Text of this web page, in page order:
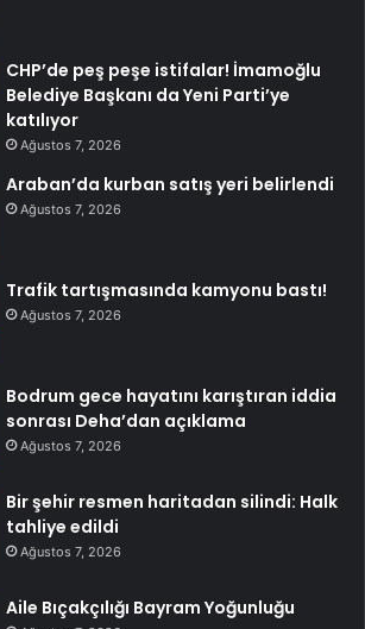
CHP’de peş peşe istifalar! İmamoğlu
Belediye Başkanı da Yeni Parti’ye
katılıyor
Ağustos 7, 2026
Araban’da kurban satış yeri belirlendi
Ağustos 7, 2026
Trafik tartışmasında kamyonu bastı!
Ağustos 7, 2026
Bodrum gece hayatını karıştıran iddia
sonrası Deha’dan açıklama
Ağustos 7, 2026
Bir şehir resmen haritadan silindi: Halk
tahliye edildi
Ağustos 7, 2026
Aile Bıçakçılığı Bayram Yoğunluğu